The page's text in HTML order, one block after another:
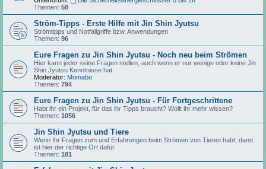
Themen: 58
Ström-Tipps - Erste Hilfe mit Jin Shin Jyutsu
Strömtipps und Notfallgriffe bzw. Anwendungen
Themen: 96
Eure Fragen zu Jin Shin Jyutsu - Noch neu beim Strömen
Hier kann jeder seine Fragen stellen, auch wenn er nur wenige oder keine Jin
Shin Jyutsu Kenntnisse hat.
Moderator: Momabo
Themen: 794
Eure Fragen zu Jin Shin Jyutsu - Für Fortgeschrittene
Habt ihr ein Projekt, für das ihr Tipps braucht? Wollt ihr mehr wissen?
Themen: 1056
Jin Shin Jyutsu und Tiere
Wenn Ihr Fragen zum und Erfahrungen beim Strömen von Tieren habt, dann
ist hier der richtige Ort dafür.
Themen: 181